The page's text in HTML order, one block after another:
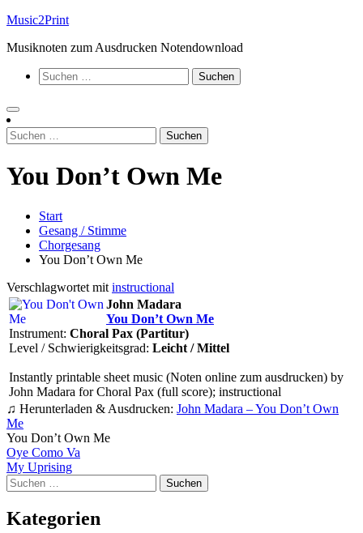
Zum
springen
Music2Print
Musiknoten zum Ausdrucken Notendownload
Suchen
nach:
Suchen
nach:
You Don’t Own Me
Start
Gesang / Stimme
Chorgesang
You Don’t Own Me
Verschlagwortet mit instructional
John Madara
You Don’t Own Me
Instrument: Choral Pax (Partitur)
Level / Schwierigkeitsgrad: Leicht / Mittel
Instantly printable sheet music (Noten online zum ausdrucken) by
John Madara for Choral Pax (full score); instructional
♫ Herunterladen & Ausdrucken: John Madara – You Don’t Own
Me
You Don’t Own Me
Beitragsnavigation
Oye Como Va
My Uprising
Suchen
nach:
Kategorien